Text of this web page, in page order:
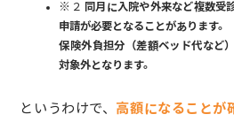
※２ 同月に入院や外来など複数受
申請が必要となることがあります。
保険外負担分（差額ベッド代など
対象外となります。
というわけで、 高額になることが